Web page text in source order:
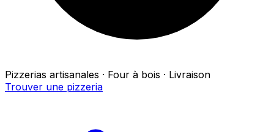
Pizzerias artisanales · Four à bois · Livraison
Trouver une pizzeria